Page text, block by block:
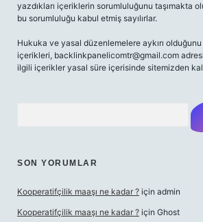
yazdıkları içeriklerin sorumluluğunu taşımakta
bu sorumluluğu kabul etmiş sayılırlar.
Hukuka ve yasal düzenlemelere aykırı
içerikleri, backlinkpanelicomtr@gmail.com
ilgili içerikler yasal süre içerisinde sitemizden
SON YORUMLAR
Kooperatifçilik maaşı ne kadar ? için admin
Kooperatifçilik maaşı ne kadar ? için Ghost